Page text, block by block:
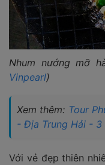
Nhum nướng mỡ
Vinpearl)
Xem thêm: Tour
- Địa Trung Hải -
Với vẻ đẹp thiên